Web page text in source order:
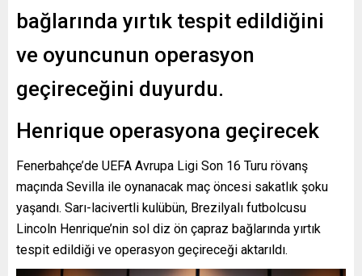
bağlarında yırtık tespit edildiğini
ve oyuncunun operasyon
geçireceğini duyurdu.
Henrique operasyona geçirecek
Fenerbahçe’de UEFA Avrupa Ligi Son 16 Turu rövanş
maçında Sevilla ile oynanacak maç öncesi sakatlık şoku
yaşandı. Sarı-lacivertli kulübün, Brezilyalı futbolcusu
Lincoln Henrique’nin sol diz ön çapraz bağlarında yırtık
tespit edildiği ve operasyon geçireceği aktarıldı.